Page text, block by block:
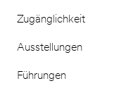
Zugänglichkeit
Ausstellungen
Führungen